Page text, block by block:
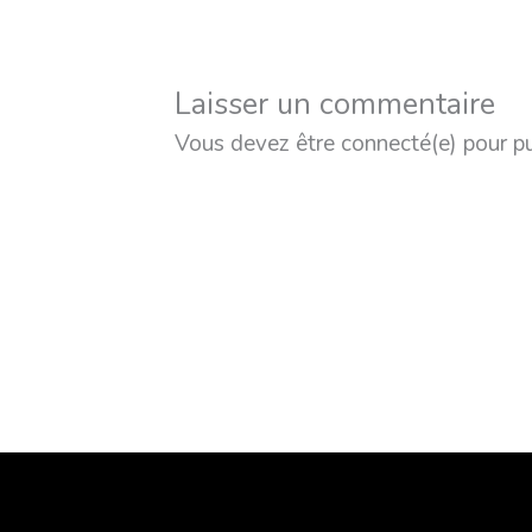
Laisser un commentaire
Vous devez être connecté(e) pour